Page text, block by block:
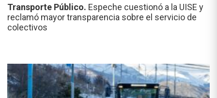
Transporte Público. Espeche cuestionó a la UISE y
reclamó mayor transparencia sobre el servicio de
colectivos